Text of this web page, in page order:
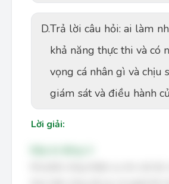
D.Trả lời câu hỏi: ai làm
khả năng thực thi và có
vọng cá nhân gì và chịu
giám sát và điều hành
Lời giải: